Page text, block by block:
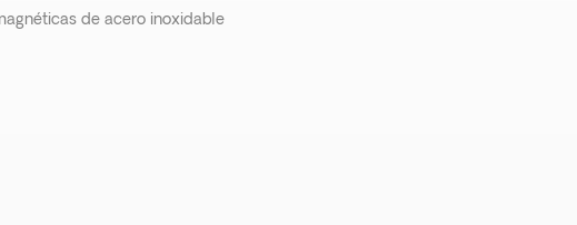
de acero inoxidable